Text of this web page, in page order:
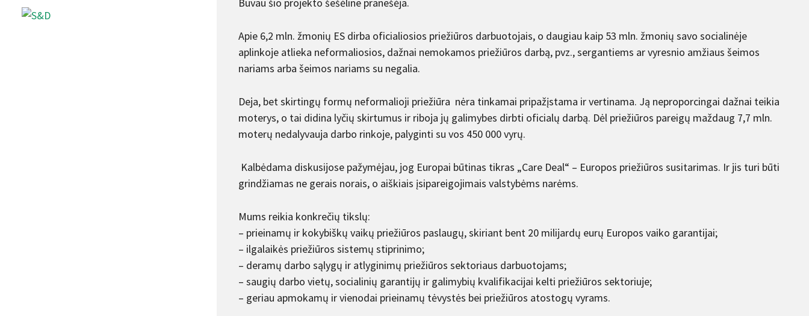
Apie 6,2 mln. žmonių ES dirba oficialiosios priežiūros darbuotojais, o daugiau kaip 53 mln. žmonių savo socialinėje
aplinkoje atlieka neformaliosios, dažnai nemokamos priežiūros darbą, pvz., sergantiems ar vyresnio amžiaus šeimos
nariams arba šeimos nariams su negalia.
Deja, bet skirtingų formų neformalioji priežiūra nėra tinkamai pripažįstama ir vertinama. Ją neproporcingai dažnai teikia
moterys, o tai didina lyčių skirtumus ir riboja jų galimybes dirbti oficialų darbą. Dėl priežiūros pareigų maždaug 7,7 mln.
moterų nedalyvauja darbo rinkoje, palyginti su vos 450 000 vyrų.
Kalbėdama diskusijose pažymėjau, jog Europai būtinas tikras „Care Deal“ – Europos priežiūros susitarimas. Ir jis turi būti
grindžiamas ne gerais norais, o aiškiais įsipareigojimais valstybėms narėms.
Mums reikia konkrečių tikslų:
– prieinamų ir kokybiškų vaikų priežiūros paslaugų, skiriant bent 20 milijardų eurų Europos vaiko garantijai;
– ilgalaikės priežiūros sistemų stiprinimo;
– deramų darbo sąlygų ir atlyginimų priežiūros sektoriaus darbuotojams;
– saugių darbo vietų, socialinių garantijų ir galimybių kvalifikacijai kelti priežiūros sektoriuje;
– geriau apmokamų ir vienodai prieinamų tėvystės bei priežiūros atostogų vyrams.